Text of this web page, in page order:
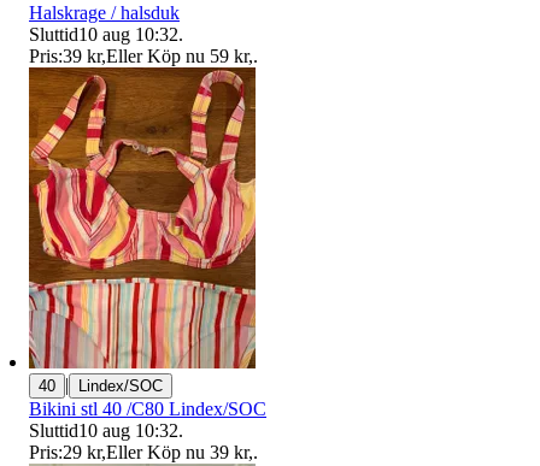
Halskrage / halsduk
Sluttid10 aug 10:32.
Pris:39 kr,Eller Köp nu 59 kr,.
40 | Lindex/SOC
Bikini stl 40 /C80 Lindex/SOC
Sluttid10 aug 10:32.
Pris:29 kr,Eller Köp nu 39 kr,.